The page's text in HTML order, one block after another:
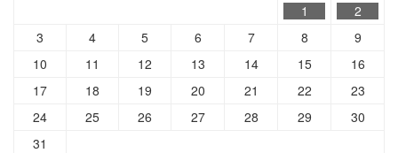
1
2
3
4 5 6 7 8
9
10
11 12 13 14 15
16
17
18 19 20 21 22
23
24
25 26 27 28 29
30
31